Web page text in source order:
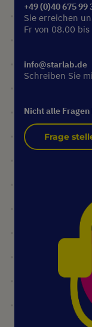
+49 (0)40 675 99
Sie erreichen
Fr von 08.00
info@starlab.de
Schreiben Sie
Nicht alle
Frage